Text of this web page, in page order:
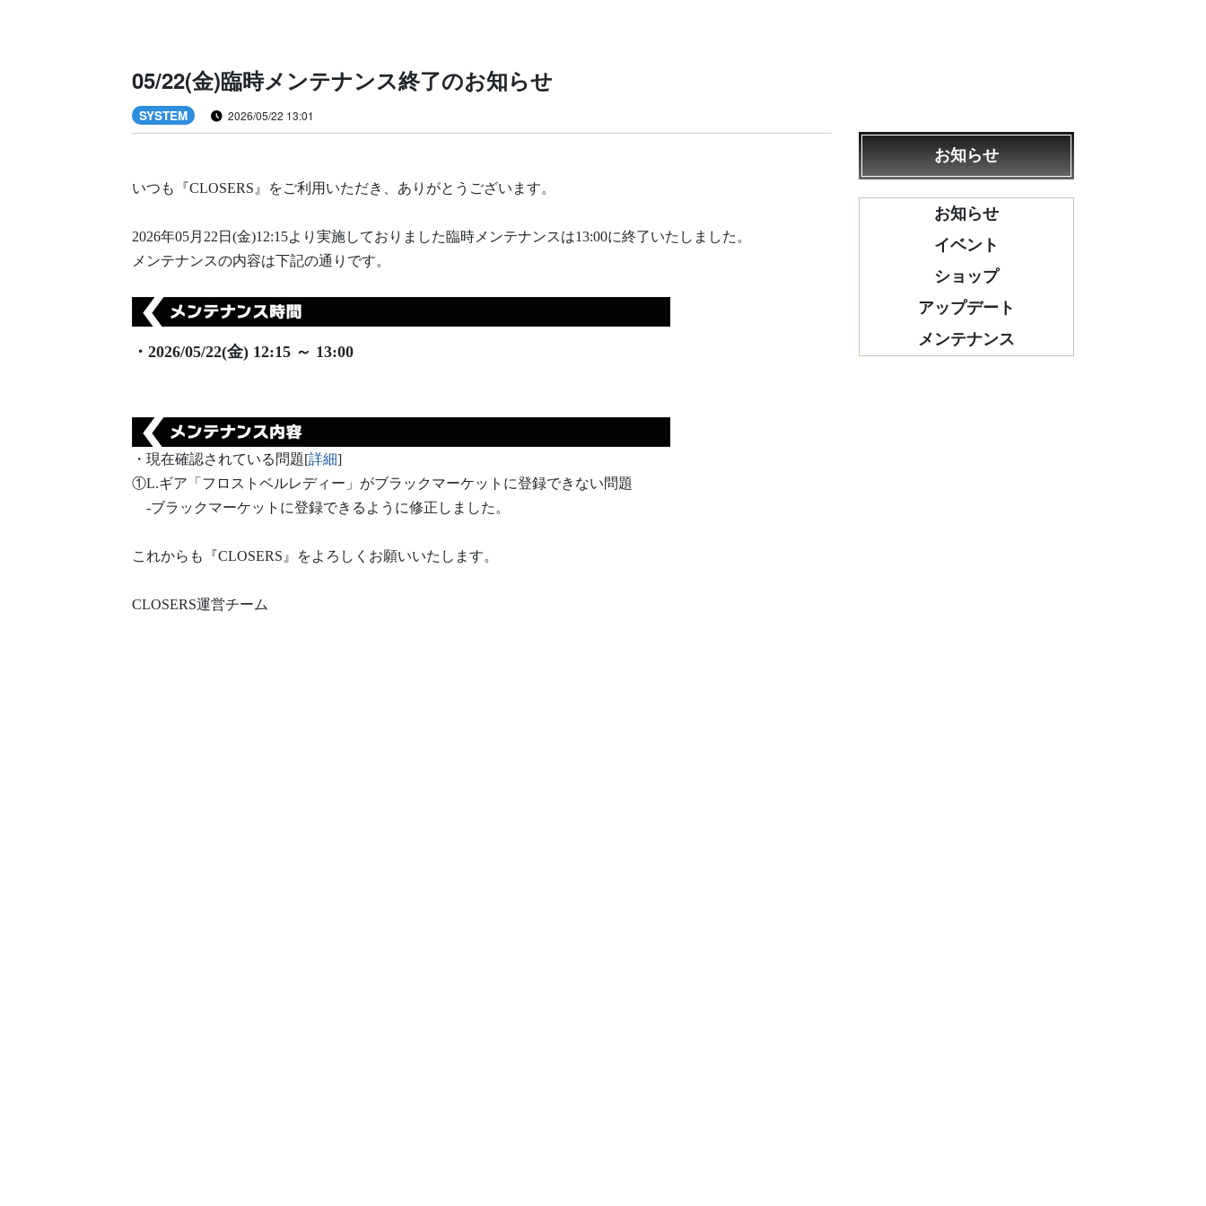
05/22(金)臨時メンテナンス終了のお知らせ
SYSTEM 2026/05/22 13:01
いつも『CLOSERS』をご利用いただき、ありがとうございます。
2026年05月22日(金)12:15より実施しておりました臨時メンテナンスは13:00に終了いたしました。
メンテナンスの内容は下記の通りです。
・2026/05/22(金) 12:15 ～ 13:00
・現在確認されている問題[詳細]
①L.ギア「フロストベルレディー」がブラックマーケットに登録できない問題
-ブラックマーケットに登録できるように修正しました。
これからも『CLOSERS』をよろしくお願いいたします。
CLOSERS運営チーム
お知らせ
お知らせ
イベント
ショップ
アップデート
メンテナンス